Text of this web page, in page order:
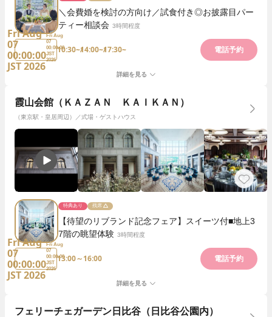
＼会費婚を検討の方向け／試食付き◎お披露目パー
ティー相談会 3時間程度
Fri Aug
07
00:00:00
JST 2026
Fri Aug
07
00:00:00
JST
2026
10:30~14:00~17:30~ 電話予約
詳細を見る
霞山会館（ＫＡＺＡＮ ＫＡＩＫＡＮ）
（東京駅・皇居周辺）／式場・ゲストハウス
特典あり 残席
【待望のリブランド記念フェア】スイーツ付■地上3
7階の眺望体験 3時間程度
Fri Aug
07
00:00:00
JST 2026
Fri Aug
07
00:00:00
JST
2026
13:00～16:00 電話予約
詳細を見る
フェリーチェガーデン日比谷（日比谷公園内）